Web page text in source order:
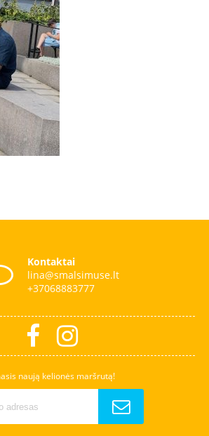
Kontaktai
lina@smalsimuse.lt
+37068883777
naują kelionės maršrutą!